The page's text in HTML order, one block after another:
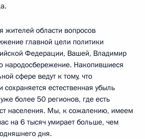
области вопросов
главной цели политики
Федерации, Вашей, Владимир
народосбережение. Накопившиеся
сфере ведут к тому, что
естественная убыль
более 50 регионов, где есть
населения. Мы, к сожалению, имеем
на 6 тысяч умирает больше, чем
дня.